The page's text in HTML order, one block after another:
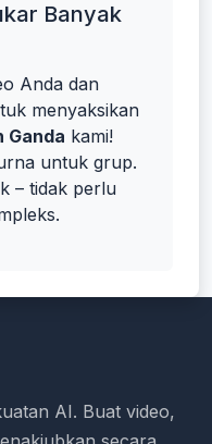
Banyak
Anda dan
menyaksikan
Ganda kami!
untuk grup.
– tidak perlu
AI. Buat video,